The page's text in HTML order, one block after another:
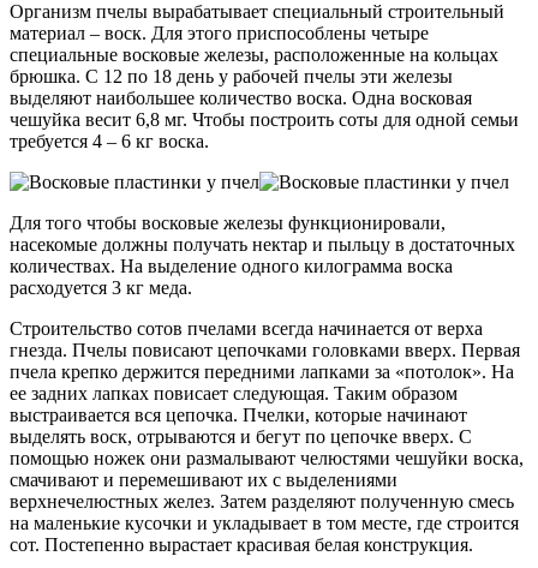
Организм пчелы вырабатывает специальный строительный
материал – воск. Для этого приспособлены четыре
специальные восковые железы, расположенные на кольцах
брюшка. С 12 по 18 день у рабочей пчелы эти железы
выделяют наибольшее количество воска. Одна восковая
чешуйка весит 6,8 мг. Чтобы построить соты для одной семьи
требуется 4 – 6 кг воска.
Для того чтобы восковые железы функционировали,
насекомые должны получать нектар и пыльцу в достаточных
количествах. На выделение одного килограмма воска
расходуется 3 кг меда.
Строительство сотов пчелами всегда начинается от верха
гнезда. Пчелы повисают цепочками головками вверх. Первая
пчела крепко держится передними лапками за «потолок». На
ее задних лапках повисает следующая. Таким образом
выстраивается вся цепочка. Пчелки, которые начинают
выделять воск, отрываются и бегут по цепочке вверх. С
помощью ножек они размалывают челюстями чешуйки воска,
смачивают и перемешивают их с выделениями
верхнечелюстных желез. Затем разделяют полученную смесь
на маленькие кусочки и укладывает в том месте, где строится
сот. Постепенно вырастает красивая белая конструкция.